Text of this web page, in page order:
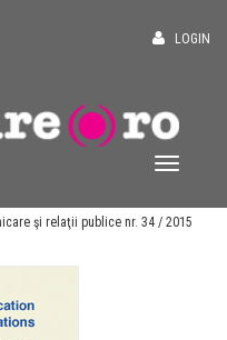
LOGIN
şi relaţii publice nr. 34 / 2015